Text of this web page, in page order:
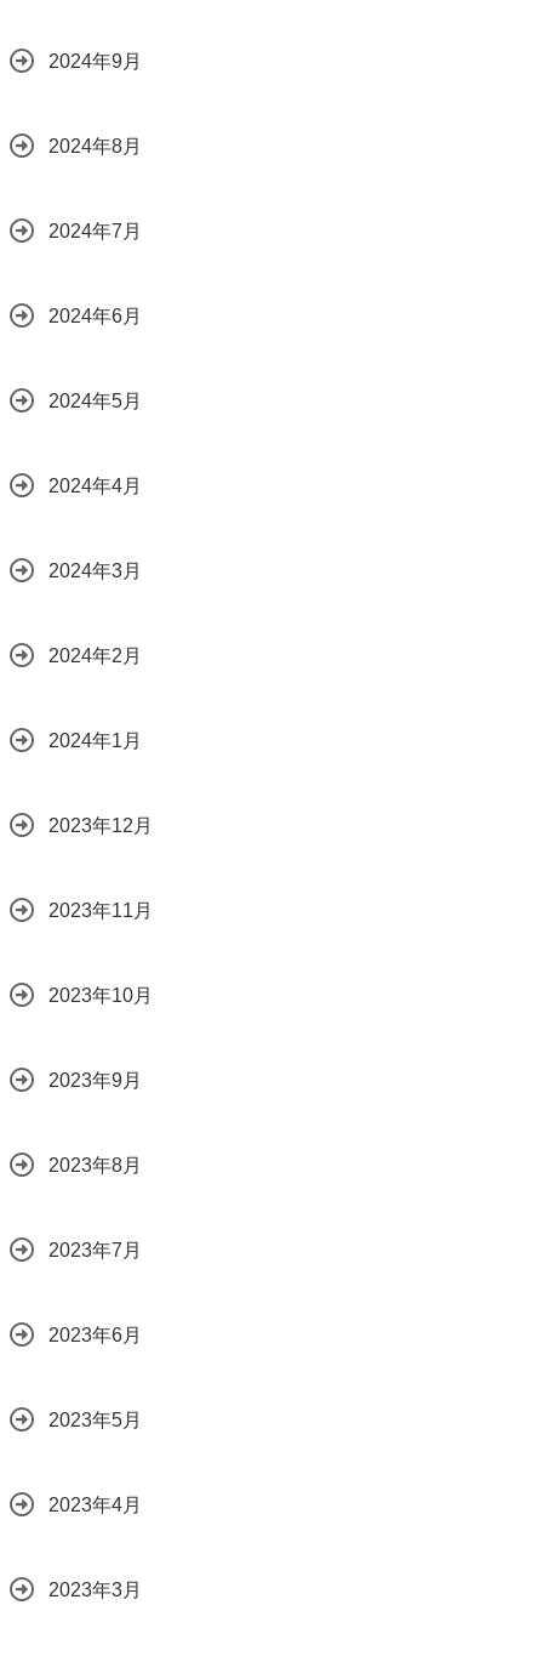
2024年9月
2024年8月
2024年7月
2024年6月
2024年5月
2024年4月
2024年3月
2024年2月
2024年1月
2023年12月
2023年11月
2023年10月
2023年9月
2023年8月
2023年7月
2023年6月
2023年5月
2023年4月
2023年3月